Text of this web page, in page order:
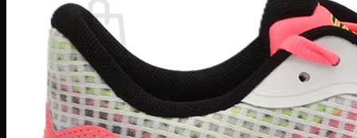
Chưa có sản phẩm trong giỏ hàng.
Quay trở lại cửa hàng